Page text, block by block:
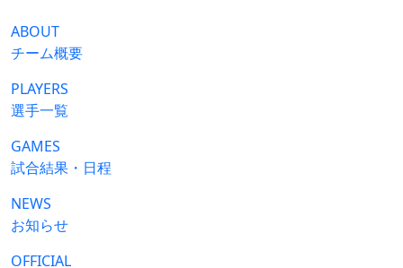
ABOUT
チーム概要
PLAYERS
選手一覧
GAMES
試合結果・日程
NEWS
お知らせ
OFFICIAL